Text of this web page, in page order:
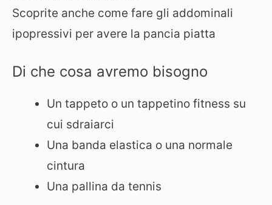
Scoprite anche come fare gli addominali
ipopressivi per avere la pancia piatta
Di che cosa avremo bisogno
Un tappeto o un tappetino fitness su
cui sdraiarci
Una banda elastica o una normale
cintura
Una pallina da tennis